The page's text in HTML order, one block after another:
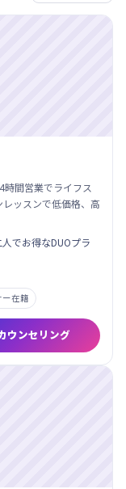
間営業でライフス
ッスンで低価格、高
でお得なDUOプラ
在籍
ウンセリング